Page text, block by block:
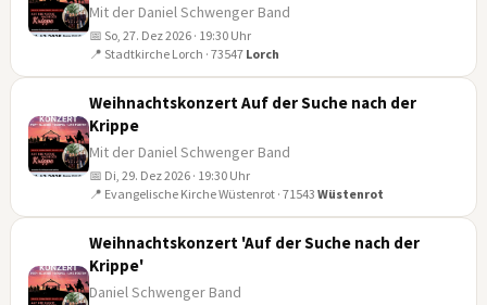
Mit der Daniel Schwenger Band
📅 So, 27. Dez 2026 · 19:30 Uhr
📍 Stadtkirche Lorch · 73547 Lorch
Weihnachtskonzert Auf der Suche nach der
Krippe
Mit der Daniel Schwenger Band
📅 Di, 29. Dez 2026 · 19:30 Uhr
📍 Evangelische Kirche Wüstenrot · 71543 Wüstenrot
Weihnachtskonzert 'Auf der Suche nach der
Krippe'
Daniel Schwenger Band